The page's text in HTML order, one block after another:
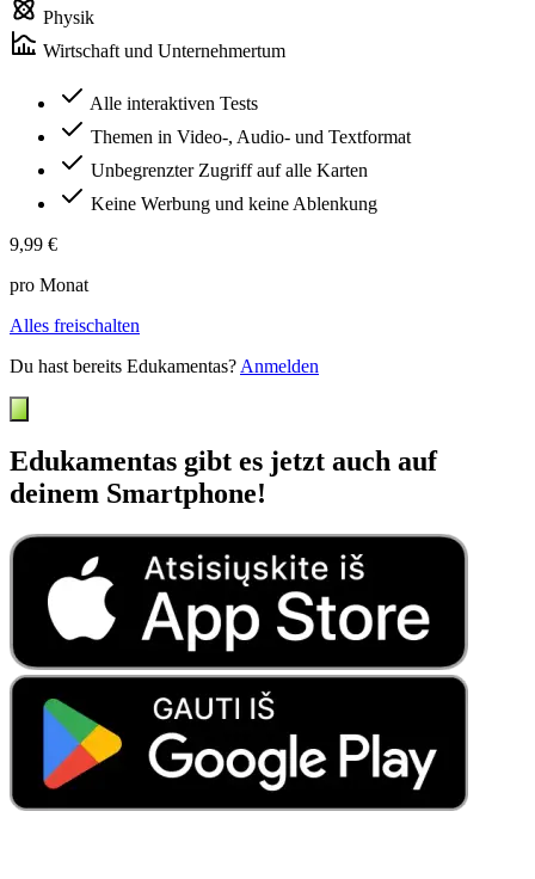
Physik
Wirtschaft und Unternehmertum
Alle interaktiven Tests
Themen in Video-, Audio- und Textformat
Unbegrenzter Zugriff auf alle Karten
Keine Werbung und keine Ablenkung
9,99 €
pro Monat
Alles freischalten
Du hast bereits Edukamentas? Anmelden
Edukamentas gibt es jetzt auch auf
deinem Smartphone!